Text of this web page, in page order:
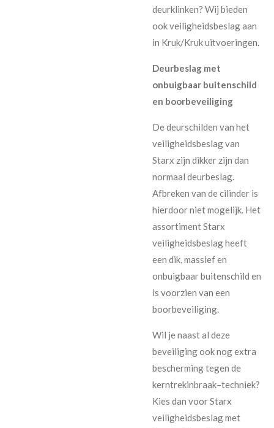
deurklinken? Wij bieden
ook veiligheidsbeslag aan
in Kruk/Kruk uitvoeringen.
Deurbeslag met
onbuigbaar buitenschild
en boorbeveiliging
De deurschilden van het
veiligheidsbeslag van
Starx zijn dikker zijn dan
normaal deurbeslag.
Afbreken van de cilinder is
hierdoor niet mogelijk. Het
assortiment Starx
veiligheidsbeslag heeft
een dik, massief en
onbuigbaar buitenschild en
is voorzien van een
boorbeveiliging.
Wil je naast al deze
beveiliging ook nog extra
bescherming tegen de
kerntrekinbraak–techniek?
Kies dan voor Starx
veiligheidsbeslag met